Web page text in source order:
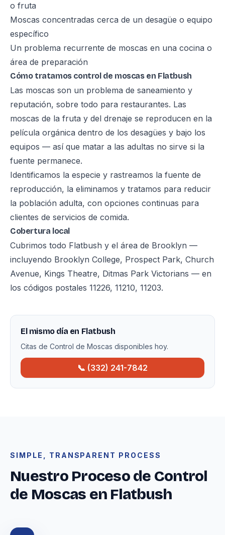
o fruta
Moscas concentradas cerca de un desagüe o equipo
específico
Un problema recurrente de moscas en una cocina o
área de preparación
Cómo tratamos control de moscas en Flatbush
Las moscas son un problema de saneamiento y
reputación, sobre todo para restaurantes. Las
moscas de la fruta y del drenaje se reproducen en la
película orgánica dentro de los desagües y bajo los
equipos — así que matar a las adultas no sirve si la
fuente permanece.
Identificamos la especie y rastreamos la fuente de
reproducción, la eliminamos y tratamos para reducir
la población adulta, con opciones continuas para
clientes de servicios de comida.
Cobertura local
Cubrimos todo Flatbush y el área de Brooklyn —
incluyendo Brooklyn College, Prospect Park, Church
Avenue, Kings Theatre, Ditmas Park Victorians — en
los códigos postales 11226, 11210, 11203.
El mismo día en Flatbush
Citas de Control de Moscas disponibles hoy.
📞 (332) 241-7842
SIMPLE, TRANSPARENT PROCESS
Nuestro Proceso de Control
de Moscas en Flatbush